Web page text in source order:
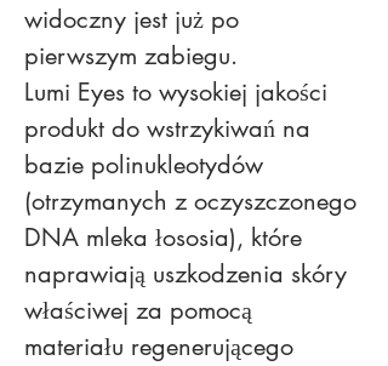
widoczny jest już po
pierwszym zabiegu.
Lumi Eyes to wysokiej jakości
produkt do wstrzykiwań na
bazie polinukleotydów
(otrzymanych z oczyszczonego
DNA mleka łososia), które
naprawiają uszkodzenia skóry
właściwej za pomocą
materiału regenerującego